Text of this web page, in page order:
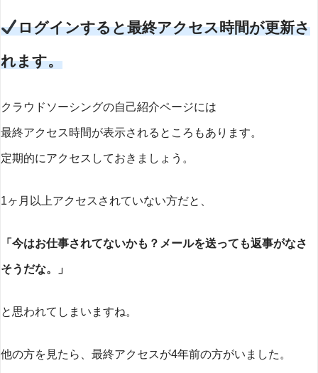
ログインすると最終アクセス時間が更新さ
れます。
クラウドソーシングの自己紹介ページには
最終アクセス時間が表示されるところもあります。
定期的にアクセスしておきましょう。
1ヶ月以上アクセスされていない方だと、
「今はお仕事されてないかも？メールを送っても返事がなさ
そうだな。」
と思われてしまいますね。
他の方を見たら、最終アクセスが4年前の方がいました。